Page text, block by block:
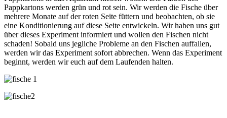
Pappkartons werden grün und rot sein. Wir werden die Fische über
mehrere Monate auf der roten Seite füttern und beobachten, ob sie
eine Konditionierung auf diese Seite entwickeln. Wir haben uns gut
über dieses Experiment informiert und wollen den Fischen nicht
schaden! Sobald uns jegliche Probleme an den Fischen auffallen,
werden wir das Experiment sofort abbrechen. Wenn das Experiment
beginnt, werden wir euch auf dem Laufenden halten.